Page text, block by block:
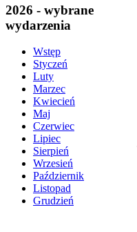
2026 - wybrane
wydarzenia
Wstęp
Styczeń
Luty
Marzec
Kwiecień
Maj
Czerwiec
Lipiec
Sierpień
Wrzesień
Październik
Listopad
Grudzień